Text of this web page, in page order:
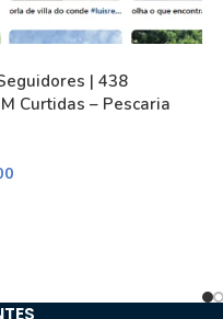
| 438
Curtidas – Pescaria